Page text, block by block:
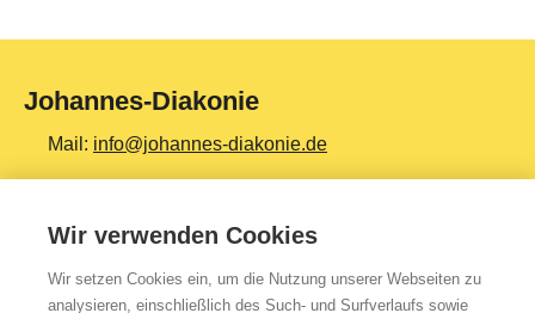
Johannes-Diakonie
Mail: info@johannes-diakonie.de
Tel:06261 - 88-0
Top Themen
Wir verwenden Cookies
Wir setzen Cookies ein, um die Nutzung unserer Webseiten zu
analysieren, einschließlich des Such- und Surfverlaufs sowie